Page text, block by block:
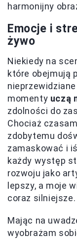
harmonijny
Emocje i
żywo
Niekiedy na
które obejmują
momenty uczą
zdolności do
Chociaż
zdobytemu
zamaskować i
każdy występ
rozwoju jako
lepszy, a moje
coraz silniejsze.
Mając na
wyobrażam